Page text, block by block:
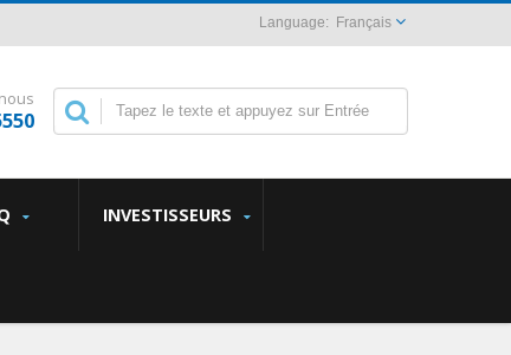
Français
INVESTISSEURS